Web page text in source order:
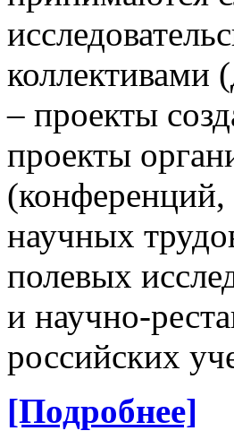
– проекты
проекты
научных
полевых
и научно-
российских
[Подробнее]